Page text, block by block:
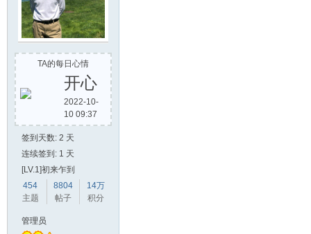
TA的每日心情
开心
2022-10-
10 09:37
签到天数: 2 天
连续签到: 1 天
[LV.1]初来乍到
454
主题
8804
帖子
14万
积分
管理员